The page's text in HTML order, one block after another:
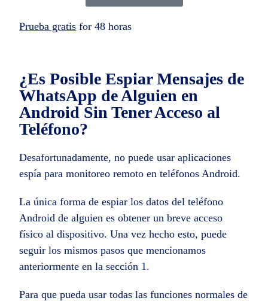
Prueba gratis for 48 horas
¿Es Posible Espiar Mensajes de
WhatsApp de Alguien en
Android Sin Tener Acceso al
Teléfono?
Desafortunadamente, no puede usar aplicaciones
espía para monitoreo remoto en teléfonos Android.
La única forma de espiar los datos del teléfono
Android de alguien es obtener un breve acceso
físico al dispositivo. Una vez hecho esto, puede
seguir los mismos pasos que mencionamos
anteriormente en la sección 1.
Para que pueda usar todas las funciones normales de